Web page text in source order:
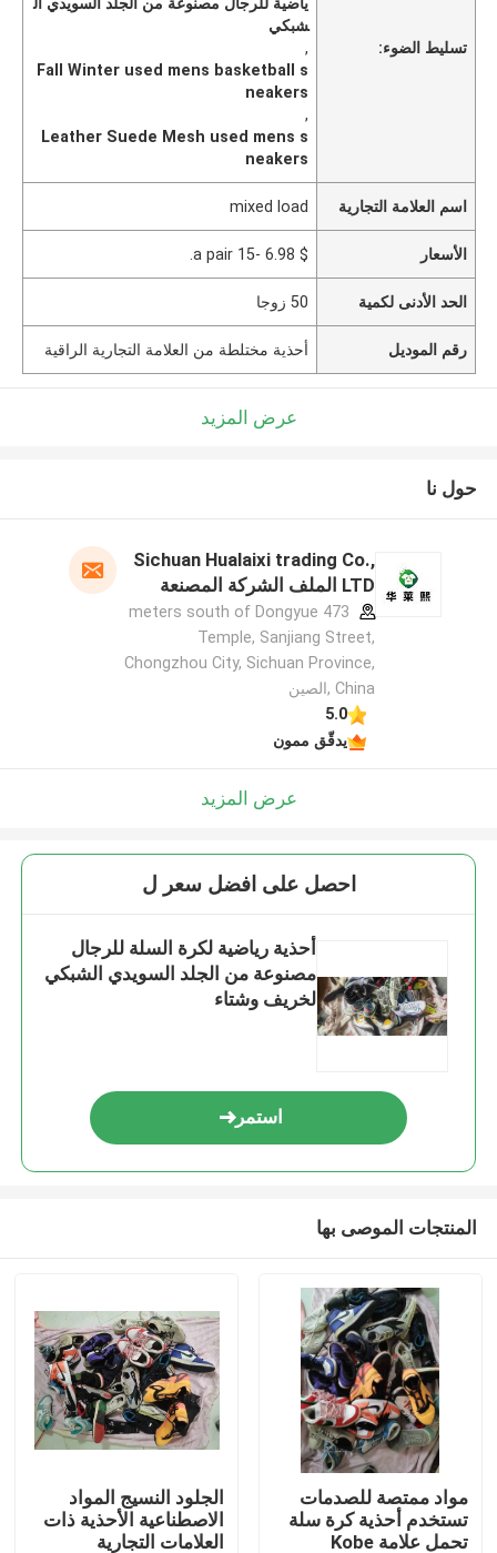
منزل
منتجات
تسليط الضوء:
شبكي
,
Fall Winter used mens basketball s
neakers
,
Leather Suede Mesh used mens s
neakers
اسم العلامة التجارية mixed load
الأسعار $ 6.98 -15 a pair.
الحد الأدنى لكمية 50 زوجا
رقم الموديل أحذية مختلطة من العلامة التجارية الراقية
عرض المزيد
حول نا
Sichuan Hualaixi trading Co.,
LTD الملف الشركة المصنعة
473 meters south of Dongyue
Temple, Sanjiang Street,
Chongzhou City, Sichuan Province,
China ,الصين
5.0
يدقّق ممون
عرض المزيد
احصل على افضل سعر ل
أحذية رياضية لكرة السلة للرجال
مصنوعة من الجلد السويدي الشبكي
لخريف وشتاء
استمر
المنتجات الموصى بها
مواد ممتصة للصدمات
تستخدم أحذية كرة سلة
تحمل علامة Kobe
الجلود النسيج المواد
الاصطناعية الأحذية ذات
العلامات التجارية